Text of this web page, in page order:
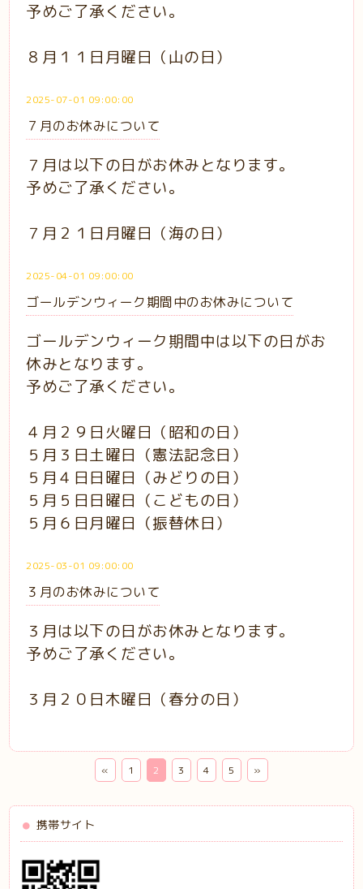
予めご了承ください。
８月１１日月曜日（山の日）
2025-07-01 09:00:00
７月のお休みについて
７月は以下の日がお休みとなります。
予めご了承ください。
７月２１日月曜日（海の日）
2025-04-01 09:00:00
ゴールデンウィーク期間中のお休みについて
ゴールデンウィーク期間中は以下の日がお
休みとなります。
予めご了承ください。
４月２９日火曜日（昭和の日）
５月３日土曜日（憲法記念日）
５月４日日曜日（みどりの日）
５月５日日曜日（こどもの日）
５月６日月曜日（振替休日）
2025-03-01 09:00:00
３月のお休みについて
３月は以下の日がお休みとなります。
予めご了承ください。
３月２０日木曜日（春分の日）
« 1 2 3 4 5 »
携帯サイト